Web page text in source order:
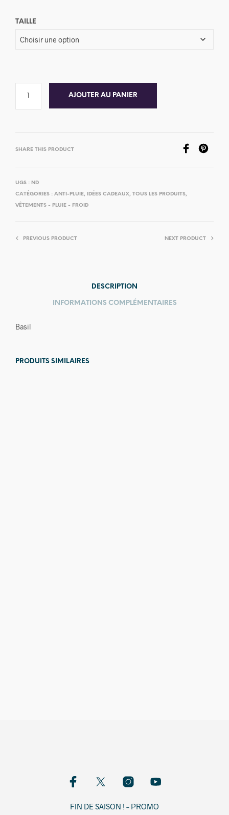
TAILLE
AJOUTER AU PANIER
SHARE THIS PRODUCT
UGS : ND
CATÉGORIES : ANTI-PLUIE, IDÉES CADEAUX, TOUS LES PRODUITS,
VÊTEMENTS - PLUIE - FROID
PREVIOUS PRODUCT NEXT PRODUCT
DESCRIPTION
INFORMATIONS COMPLÉMENTAIRES
Basil
PRODUITS SIMILAIRES
FIN DE SAISON ! – PROMO